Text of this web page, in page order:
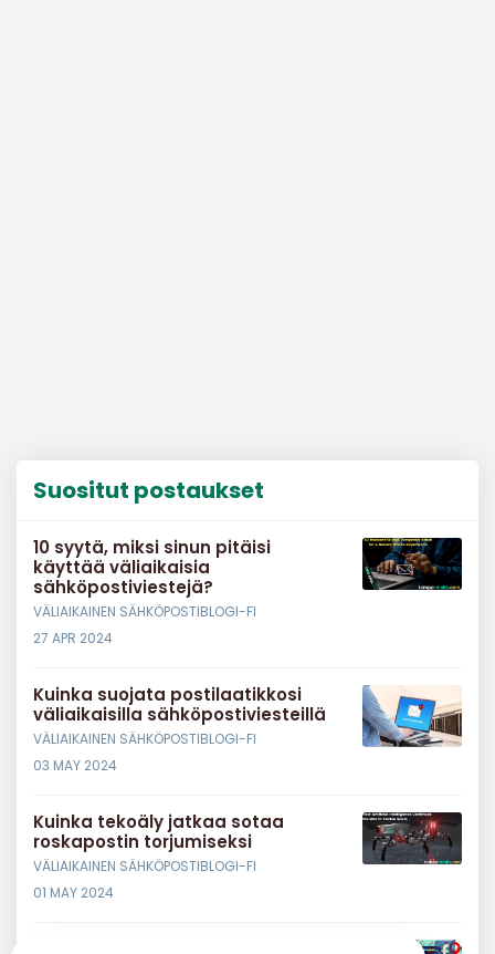
Suositut postaukset
10 syytä, miksi sinun pitäisi
käyttää väliaikaisia ​​
sähköpostiviestejä?
VÄLIAIKAINEN SÄHKÖPOSTIBLOGI-FI
27 APR 2024
Kuinka suojata postilaatikkosi
väliaikaisilla sähköpostiviesteillä
VÄLIAIKAINEN SÄHKÖPOSTIBLOGI-FI
03 MAY 2024
Kuinka tekoäly jatkaa sotaa
roskapostin torjumiseksi
VÄLIAIKAINEN SÄHKÖPOSTIBLOGI-FI
01 MAY 2024